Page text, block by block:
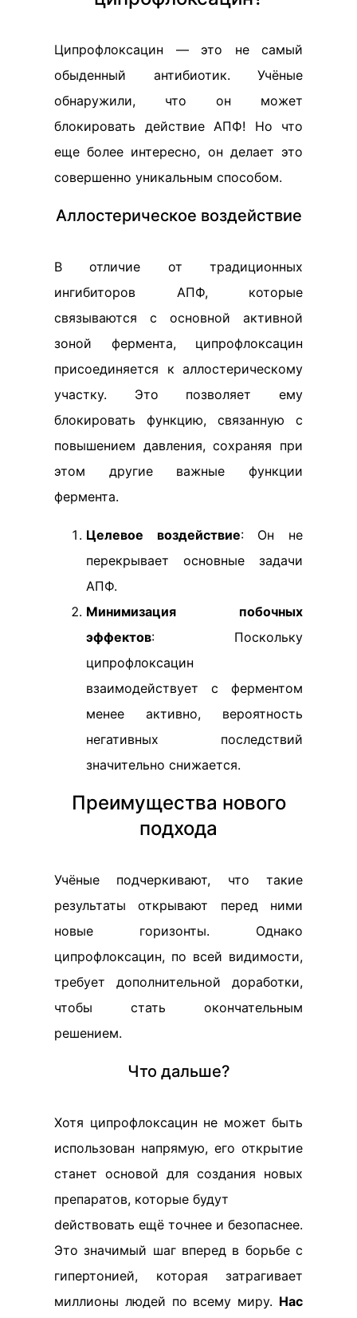
Ципрофлоксацин — это не самый
обыденный антибиотик. Учёные
обнаружили, что он может
блокировать действие АПФ! Но что
еще более интересно, он делает это
совершенно уникальным способом.
Аллостерическое воздействие
В отличие от традиционных
ингибиторов АПФ, которые
связываются с основной активной
зоной фермента, ципрофлоксацин
присоединяется к аллостерическому
участку. Это позволяет ему
блокировать функцию, связанную с
повышением давления, сохраняя при
этом другие важные функции
фермента.
Целевое воздействие: Он не
перекрывает основные задачи
АПФ.
Минимизация побочных
эффектов: Поскольку
ципрофлоксацин
взаимодействует с ферментом
менее активно, вероятность
негативных последствий
значительно снижается.
Преимущества нового
подхода
Учёные подчеркивают, что такие
результаты открывают перед ними
новые горизонты. Однако
ципрофлоксацин, по всей видимости,
требует дополнительной доработки,
чтобы стать окончательным
решением.
Что дальше?
Хотя ципрофлоксацин не может быть
использован напрямую, его открытие
станет основой для создания новых
препаратов, которые будут
dействовать ещё точнее и безопаснее.
Это значимый шаг вперед в борьбе с
гипертонией, которая затрагивает
миллионы людей по всему миру. Нас